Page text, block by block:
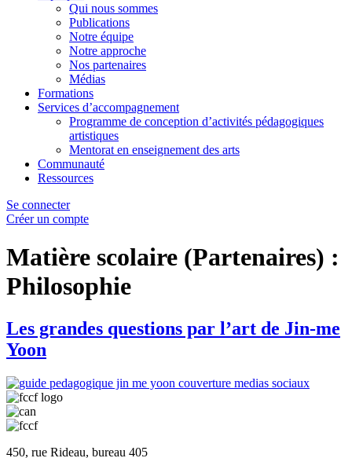
Qui nous sommes
Publications
Notre équipe
Notre approche
Nos partenaires
Médias
Formations
Services d’accompagnement
Programme de conception d’activités pédagogiques
artistiques
Mentorat en enseignement des arts
Communauté
Ressources
Se connecter
Créer un compte
Matière scolaire (Partenaires) :
Philosophie
Les grandes questions par l’art de Jin-me
Yoon
450, rue Rideau, bureau 405